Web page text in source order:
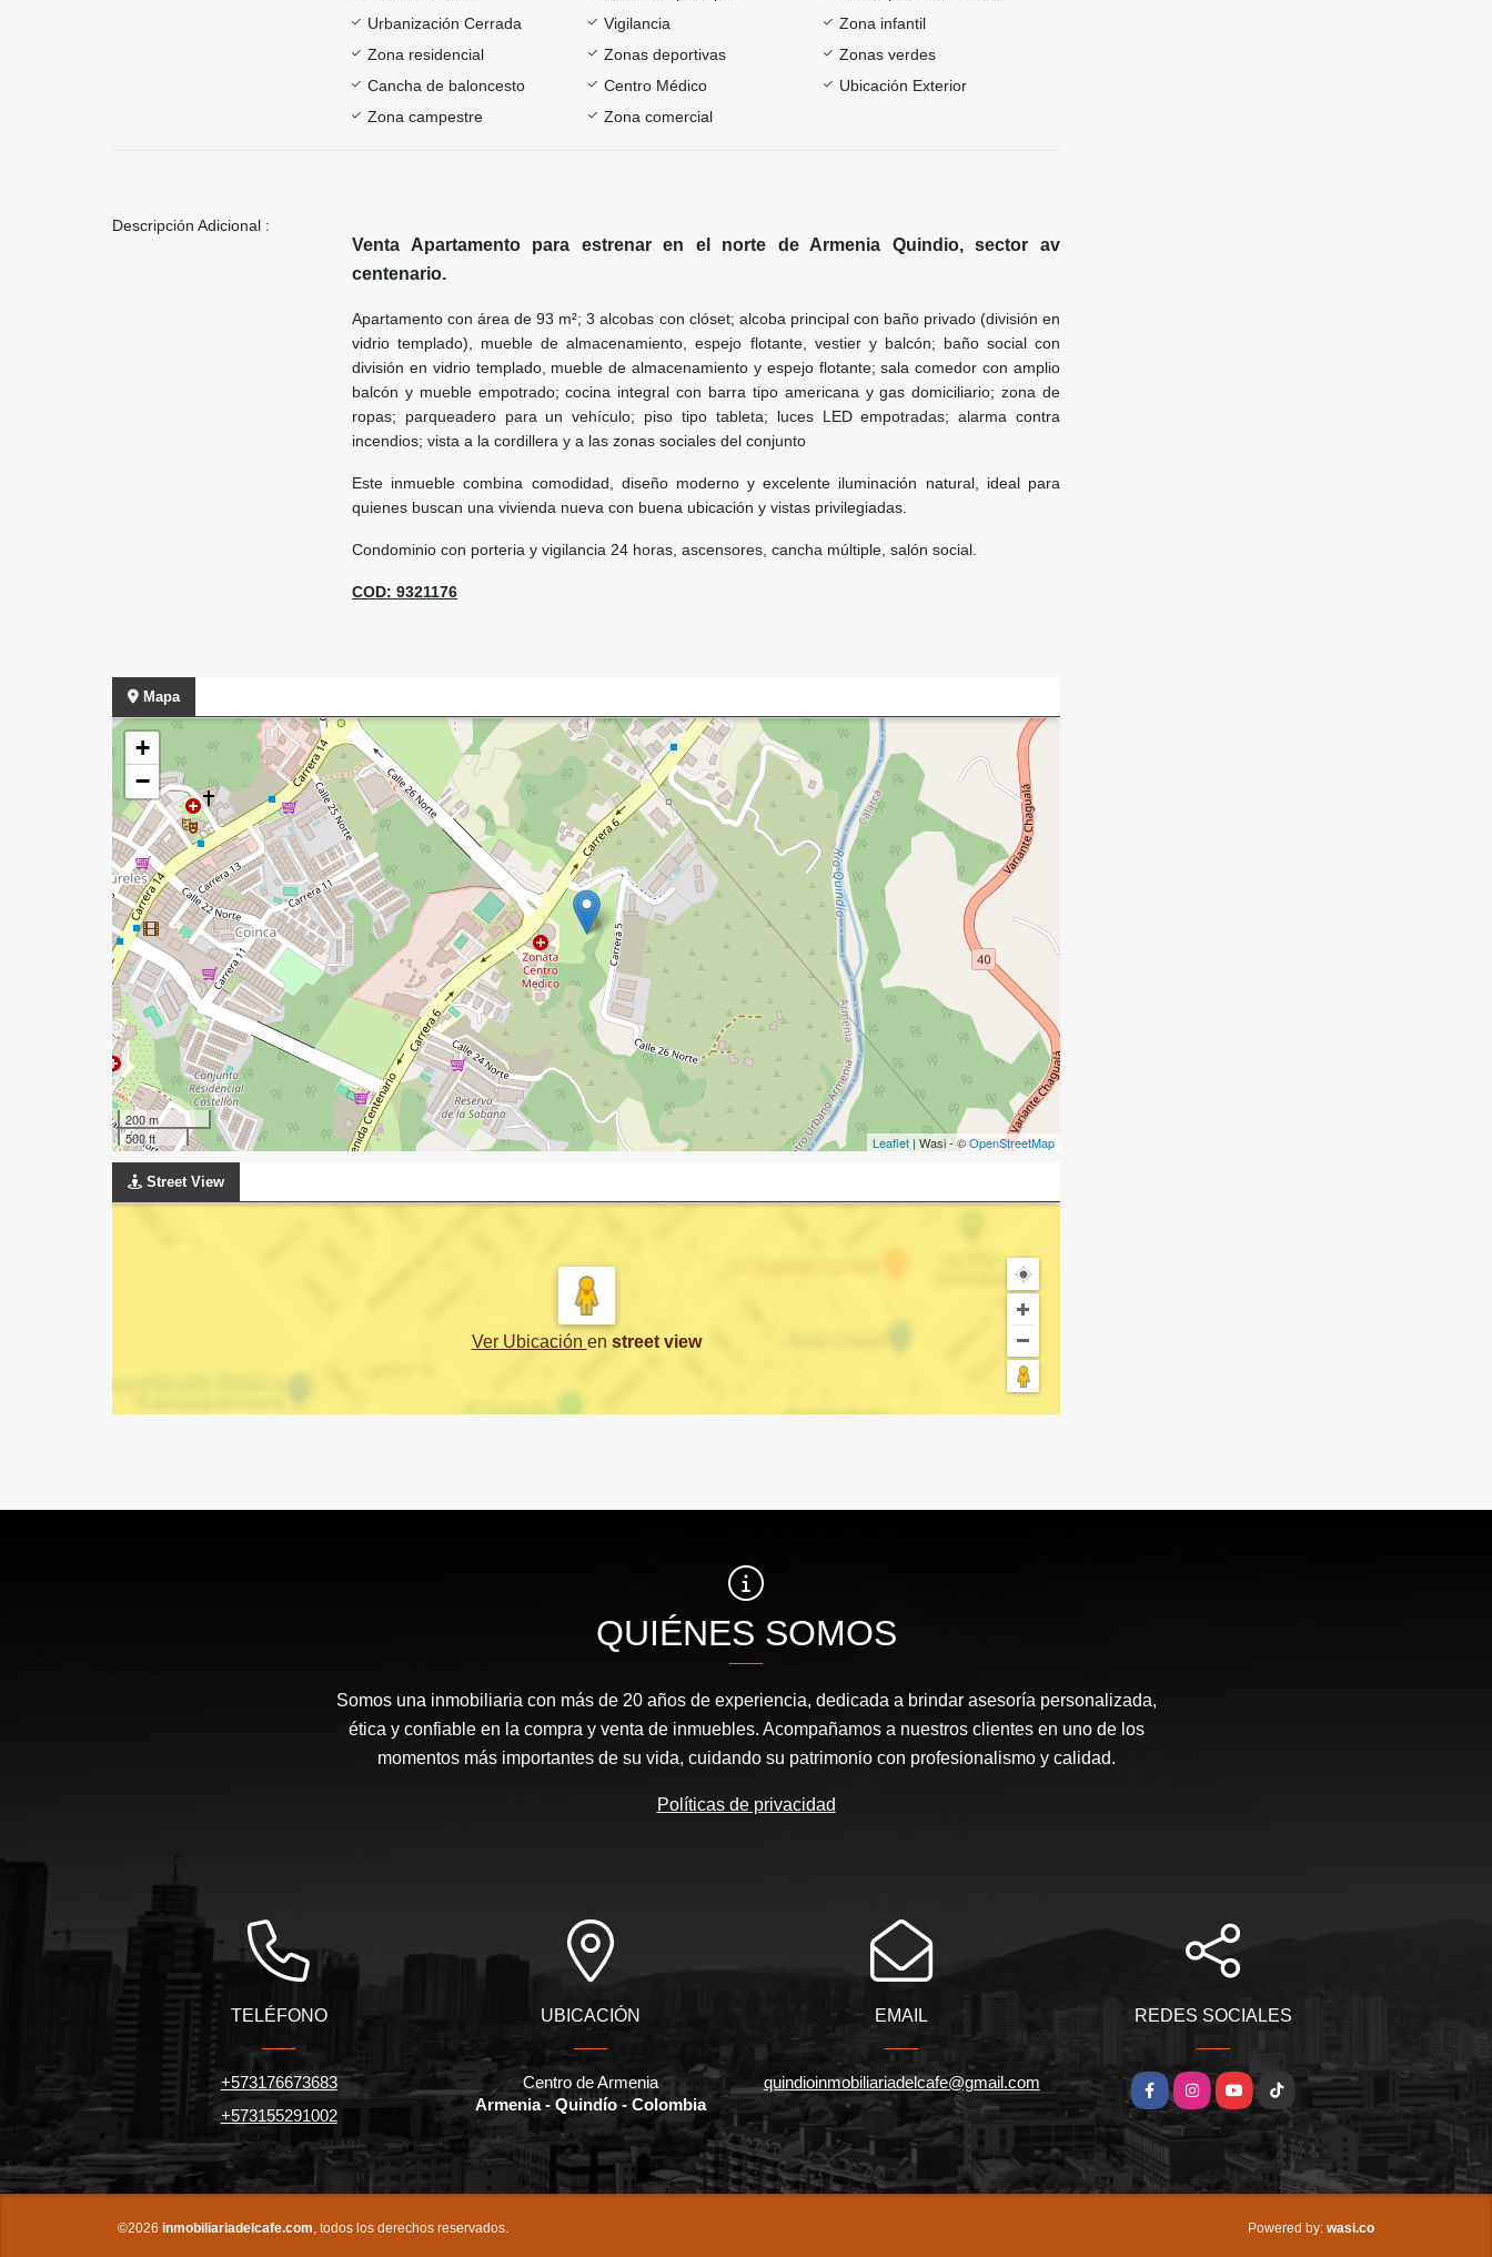
Urbanización Cerrada
Vigilancia
Zona infantil
Zona residencial
Zonas deportivas
Zonas verdes
Cancha de baloncesto
Centro Médico
Ubicación Exterior
Zona campestre
Zona comercial
Descripción Adicional :
Venta Apartamento para estrenar en el norte de Armenia Quindio, sector av
centenario.
Apartamento con área de 93 m²; 3 alcobas con clóset; alcoba principal con baño privado (división en
vidrio templado), mueble de almacenamiento, espejo flotante, vestier y balcón; baño social con
división en vidrio templado, mueble de almacenamiento y espejo flotante; sala comedor con amplio
balcón y mueble empotrado; cocina integral con barra tipo americana y gas domiciliario; zona de
ropas; parqueadero para un vehículo; piso tipo tableta; luces LED empotradas; alarma contra
incendios; vista a la cordillera y a las zonas sociales del conjunto
Este inmueble combina comodidad, diseño moderno y excelente iluminación natural, ideal para
quienes buscan una vivienda nueva con buena ubicación y vistas privilegiadas.
Condominio con porteria y vigilancia 24 horas, ascensores, cancha múltiple, salón social.
COD: 9321176
Mapa
+
−
200 m
500 ft
Leaflet | Wasi - ©OpenStreetMap
Street View
Ver Ubicación en street view
QUIÉNES SOMOS
Somos una inmobiliaria con más de 20 años de experiencia, dedicada a brindar asesoría personalizada,
ética y confiable en la compra y venta de inmuebles. Acompañamos a nuestros clientes en uno de los
momentos más importantes de su vida, cuidando su patrimonio con profesionalismo y calidad.
Políticas de privacidad
TELÉFONO
+573176673683
+573155291002
UBICACIÓN
Centro de Armenia
Armenia - Quindío - Colombia
EMAIL
quindioinmobiliariadelcafe@gmail.com
REDES SOCIALES
FacebookInstagramYouTubeTikTok
©2026 inmobiliariadelcafe.com, todos los derechos reservados. Powered by: wasi.co